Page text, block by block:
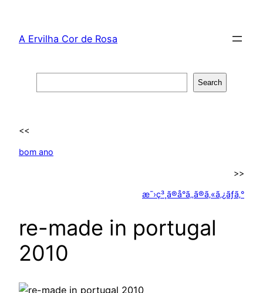
content
A Ervilha Cor de Rosa
Search
<<
bom ano
>>
æ¯›ç³¸ã®å°ã‚‚ã®ã‚«ã‚¿ãƒ­ã‚°
re-made in portugal
2010